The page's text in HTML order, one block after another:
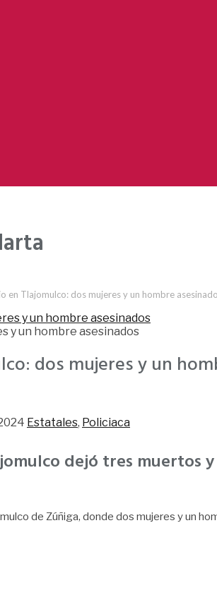
en Tlajomulco: dos mujeres y un hombre
y un hombre asesinados
dos mujeres y un
Estatales, Policiaca
dejó tres muertos
de Zúñiga, donde dos mujeres y un